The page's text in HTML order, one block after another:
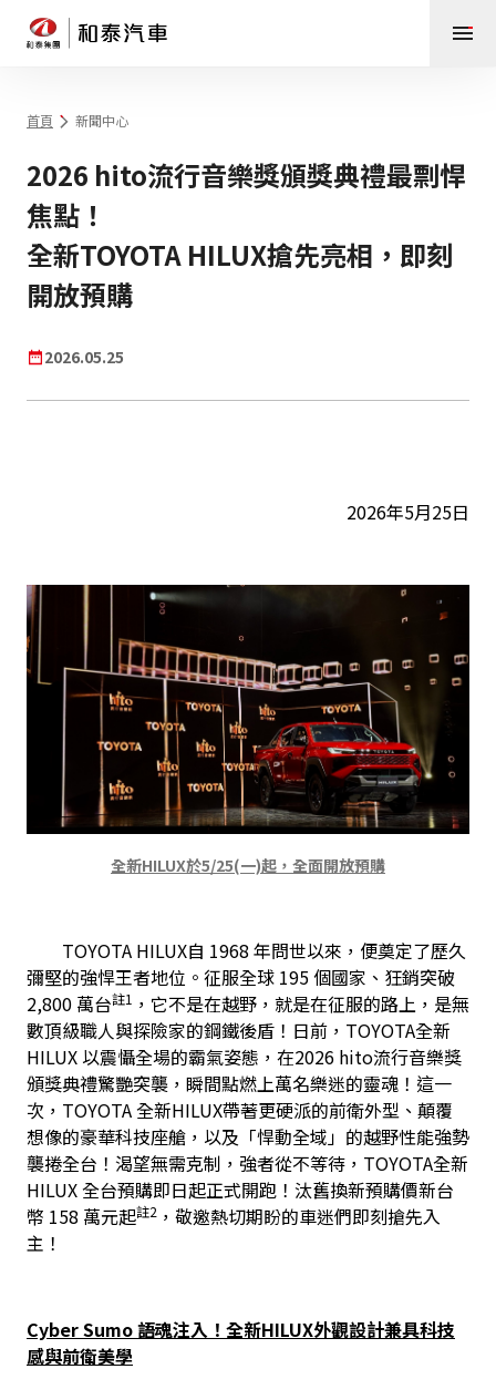
首頁 新聞中心
2026 hito流行音樂獎頒獎典禮最剽悍
焦點！
全新TOYOTA HILUX搶先亮相，即刻
開放預購
2026.05.25
2026年5月25日
全新HILUX於5/25(一)起，全面開放預購
TOYOTA HILUX自 1968 年問世以來，便奠定了歷久
彌堅的強悍王者地位。征服全球 195 個國家、狂銷突破
2,800 萬台註1 ，它不是在越野，就是在征服的路上，是無
數頂級職人與探險家的鋼鐵後盾！日前，TOYOTA全新
HILUX 以震懾全場的霸氣姿態，在2026 hito流行音樂獎
頒獎典禮驚艷突襲，瞬間點燃上萬名樂迷的靈魂！這一
次，TOYOTA 全新HILUX帶著更硬派的前衛外型、顛覆
想像的豪華科技座艙，以及「悍動全域」的越野性能強勢
襲捲全台！渴望無需克制，強者從不等待，TOYOTA全新
HILUX 全台預購即日起正式開跑！汰舊換新預購價新台
幣 158 萬元起註2 ，敬邀熱切期盼的車迷們即刻搶先入
主！
Cyber Sumo 語魂注入！全新HILUX外觀設計兼具科技
感與前衛美學